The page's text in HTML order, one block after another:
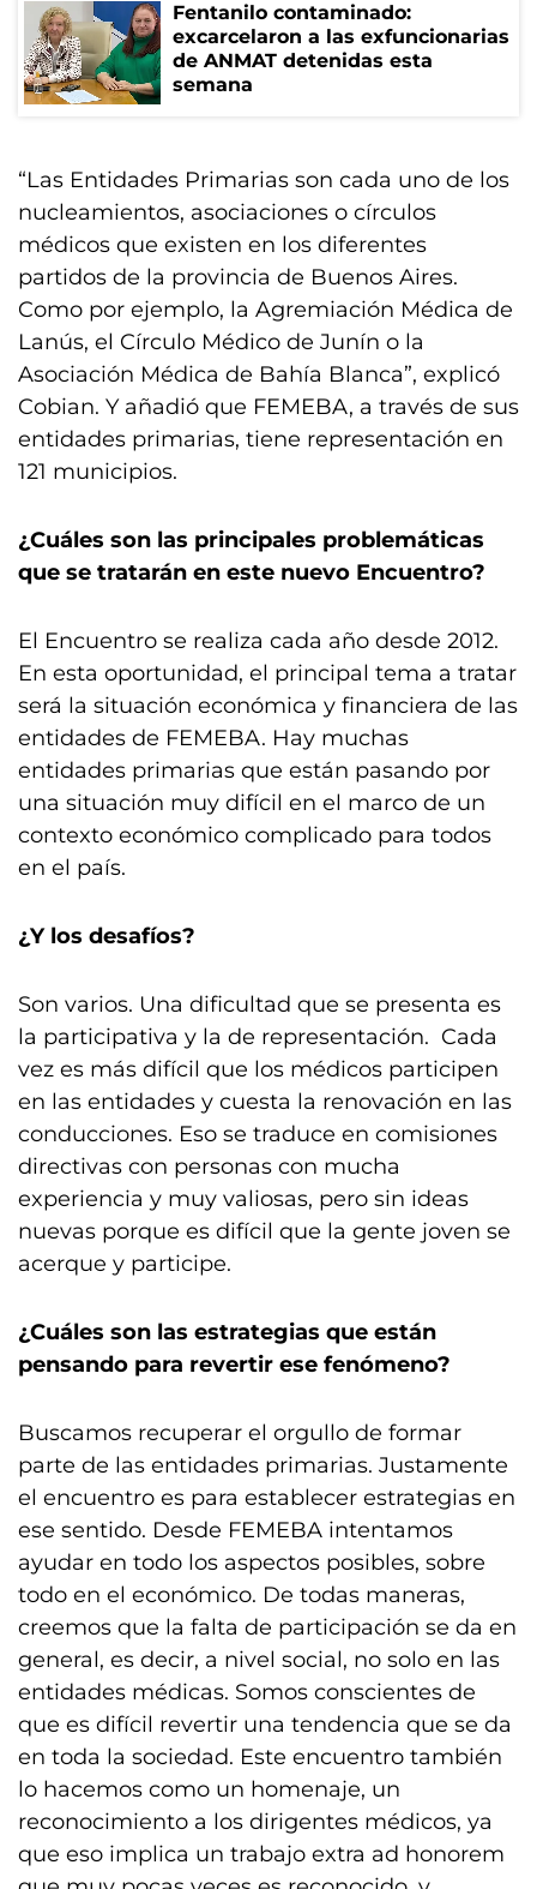
Fentanilo contaminado:
excarcelaron a las exfuncionarias
de ANMAT detenidas esta
semana
“Las Entidades Primarias son cada uno de los
nucleamientos, asociaciones o círculos
médicos que existen en los diferentes
partidos de la provincia de Buenos Aires.
Como por ejemplo, la Agremiación Médica de
Lanús, el Círculo Médico de Junín o la
Asociación Médica de Bahía Blanca”, explicó
Cobian. Y añadió que FEMEBA, a través de sus
entidades primarias, tiene representación en
121 municipios.
¿Cuáles son las principales problemáticas
que se tratarán en este nuevo Encuentro?
El Encuentro se realiza cada año desde 2012.
En esta oportunidad, el principal tema a tratar
será la situación económica y financiera de las
entidades de FEMEBA. Hay muchas
entidades primarias que están pasando por
una situación muy difícil en el marco de un
contexto económico complicado para todos
en el país.
¿Y los desafíos?
Son varios. Una dificultad que se presenta es
la participativa y la de representación. Cada
vez es más difícil que los médicos participen
en las entidades y cuesta la renovación en las
conducciones. Eso se traduce en comisiones
directivas con personas con mucha
experiencia y muy valiosas, pero sin ideas
nuevas porque es difícil que la gente joven se
acerque y participe.
¿Cuáles son las estrategias que están
pensando para revertir ese fenómeno?
Buscamos recuperar el orgullo de formar
parte de las entidades primarias. Justamente
el encuentro es para establecer estrategias en
ese sentido. Desde FEMEBA intentamos
ayudar en todo los aspectos posibles, sobre
todo en el económico. De todas maneras,
creemos que la falta de participación se da en
general, es decir, a nivel social, no solo en las
entidades médicas. Somos conscientes de
que es difícil revertir una tendencia que se da
en toda la sociedad. Este encuentro también
lo hacemos como un homenaje, un
reconocimiento a los dirigentes médicos, ya
que eso implica un trabajo extra ad honorem